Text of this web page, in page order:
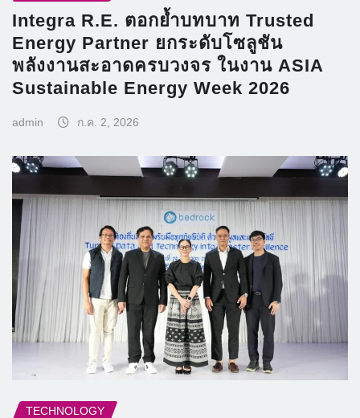
Integra R.E. ตอกย้ำบทบาท Trusted
Energy Partner ยกระดับโซลูชัน
พลังงานสะอาดครบวงจร ในงาน ASIA
Sustainable Energy Week 2026
admin ก.ค. 2, 2026
TECHNOLOGY